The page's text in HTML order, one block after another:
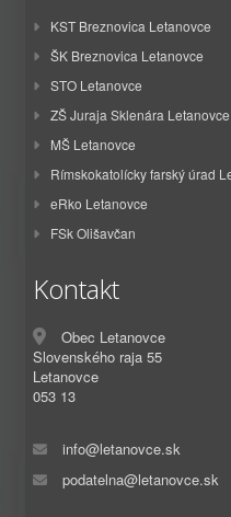
KST Breznovica Letanovce
ŠK Breznovica Letanovce
STO Letanovce
ZŠ Juraja Sklenára Letanovce
MŠ Letanovce
Rímskokatolícky farský úrad
eRko Letanovce
FSk Olišavčan
Kontakt
Obec Letanovce
Slovenského raja 55
Letanovce
053 13
info@letanovce.sk
podatelna@letanovce.sk